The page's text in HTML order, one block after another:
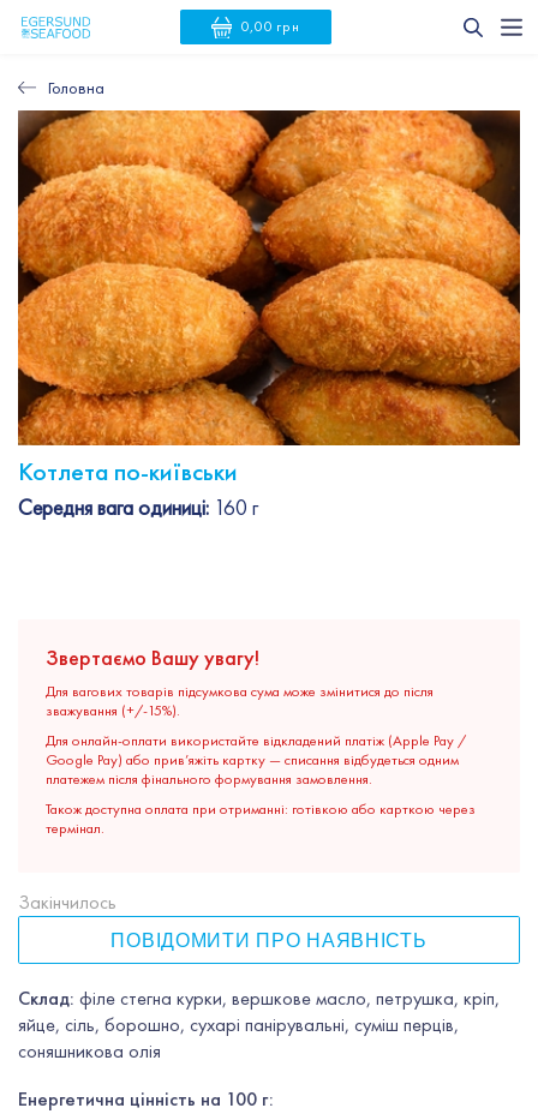
0,00 грн
Головна
Котлета по-київськи
Середня вага одиниці: 160 г
Звертаємо Вашу увагу!
Для вагових товарів підсумкова сума може змінитися до після
зважування (+/-15%).
Для онлайн-оплати використайте відкладений платіж (Apple Pay /
Google Pay) або прив’яжіть картку — списання відбудеться одним
платежем після фінального формування замовлення.
Також доступна оплата при отриманні: готівкою або карткою через
термінал.
Склад: філе стегна курки, вершкове масло, петрушка, кріп,
яйце, сіль, борошно, сухарі панірувальні, суміш перців,
соняшникова олія
Енергетична цінність на 100 г:
Закінчилось
ПОВІДОМИТИ ПРО НАЯВНІСТЬ